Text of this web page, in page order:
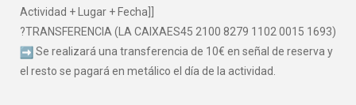
Actividad + Lugar + Fecha]]
?TRANSFERENCIA (LA CAIXAES45 2100 8279 1102 0015 1693)
Se realizará una transferencia de 10€ en señal de reserva y
el resto se pagará en metálico el día de la actividad.